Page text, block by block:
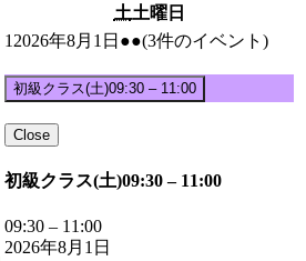
土土曜日
1 2026年8月1日 ●●(3件のイベント)
初級クラス(土)09:30 – 11:00
Close
初級クラス(土)09:30 – 11:00
09:30 – 11:00
2026年8月1日